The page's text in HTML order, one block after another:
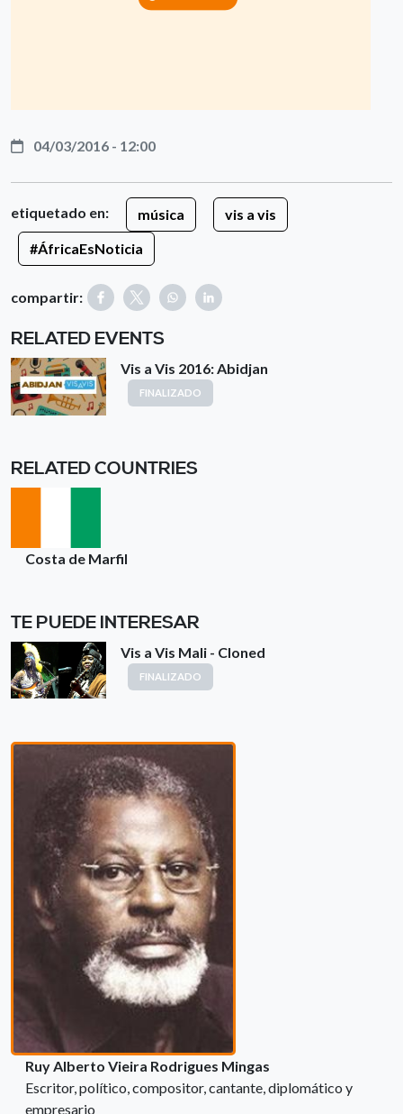
04/03/2016 - 12:00
etiquetado en: música
vis a vis
#ÁfricaEsNoticia
compartir:
RELATED EVENTS
Vis a Vis 2016: Abidjan
FINALIZADO
RELATED COUNTRIES
Costa de Marfil
TE PUEDE INTERESAR
Vis a Vis Mali - Cloned
FINALIZADO
Ruy Alberto Vieira Rodrigues Mingas
Escritor, político, compositor, cantante, diplomático y
empresario